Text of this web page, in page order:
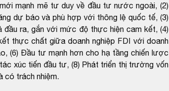
mạnh mẽ tư duy về đầu tư nước ngoài, (2)
dự báo và phù hợp với thông lệ quốc tế, (3)
ra, gắn với mức độ thực hiện cam kết, (4)
thực chất giữa doanh nghiệp FDI với doanh
(6) Đầu tư mạnh hơn cho hạ tầng chiến lược
xúc tiến đầu tư, (8) Phát triển thị trường vốn
có trách nhiệm.